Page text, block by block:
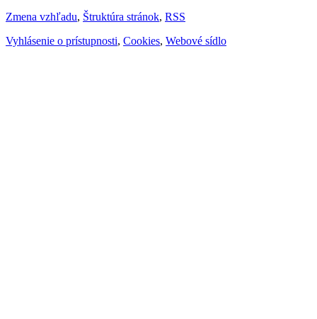
Zmena vzhľadu, Štruktúra stránok, RSS
Vyhlásenie o prístupnosti, Cookies, Webové sídlo